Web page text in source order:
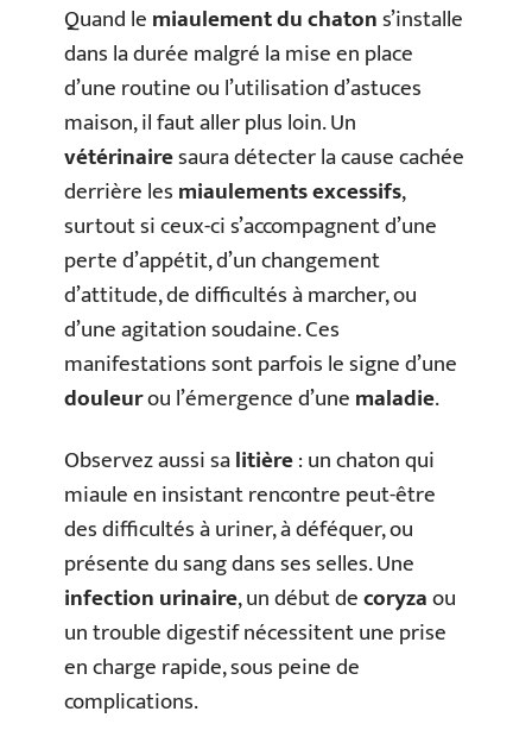
Quand lemiaulement du chatons’installe
dans la durée malgré la mise en place
d’une routine ou l’utilisation d’astuces
maison, il faut aller plus loin. Un
vétérinairesaura détecter la cause cachée
derrière lesmiaulements excessifs,
surtout si ceux-ci s’accompagnent d’une
perte d’appétit, d’un changement
d’attitude, de difficultés à marcher, ou
d’une agitation soudaine. Ces
manifestations sont parfois le signe d’une
douleurou l’émergence d’unemaladie.
Observez aussi salitière: un chaton qui
miaule en insistant rencontre peut-être
des difficultés à uriner, à déféquer, ou
présente du sang dans ses selles. Une
infection urinaire, un début decoryzaou
un trouble digestif nécessitent une prise
en charge rapide, sous peine de
complications.